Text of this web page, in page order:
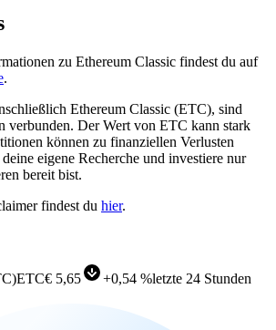
zu Ethereum Classic findest du auf
.
Ethereum Classic (ETC), sind
verbunden. Der Wert von ETC kann stark
können zu finanziellen Verlusten
eigene Recherche und investiere nur
bereit bist.
findest du hier.
)ETC€ 5,65 +0,54 %letzte 24 Stunden